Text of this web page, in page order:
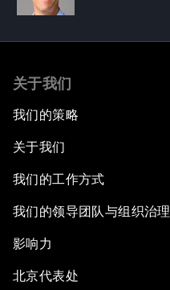
关于我们
我们的策略
关于我们
我们的工作方式
我们的领导团队与组织治理
影响力
北京代表处